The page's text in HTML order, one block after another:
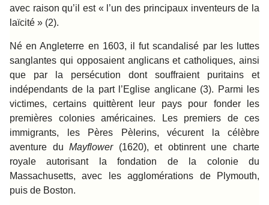
avec raison qu’il est « l’un des principaux inventeurs de la
laïcité » (2).
Né en Angleterre en 1603, il fut scandalisé par les luttes
sanglantes qui opposaient anglicans et catholiques, ainsi
que par la persécution dont souffraient puritains et
indépendants de la part l’Eglise anglicane (3). Parmi les
victimes, certains quittèrent leur pays pour fonder les
premières colonies américaines. Les premiers de ces
immigrants, les Pères Pèlerins, vécurent la célèbre
aventure du Mayflower (1620), et obtinrent une charte
royale autorisant la fondation de la colonie du
Massachusetts, avec les agglomérations de Plymouth,
puis de Boston.